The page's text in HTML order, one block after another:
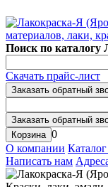
Поиск по
Скачать прайс-лист
Заказать обратный
Заказать обратный
Корзина 0
О компании
Написать нам